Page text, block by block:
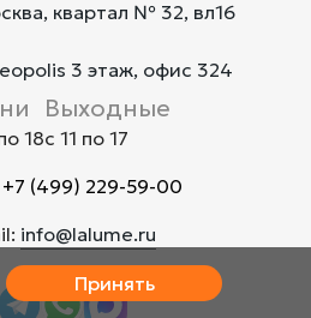
квартал № 32, вл16
3 этаж, офис 324
18
Выходные
с 11 по 17
+7 (499) 229-59-00
info@lalume.ru
Принять